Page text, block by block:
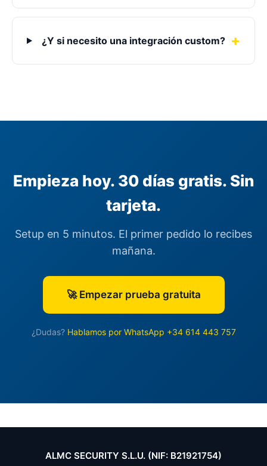
¿Y si necesito una integración custom?
Empieza hoy. 30 días gratis. Sin
tarjeta.
Setup en 5 minutos. El primer pedido lo recibes
mañana.
🚀 Empezar prueba gratuita
¿Dudas? Hablamos por WhatsApp +34 614 443 757
ALMC SECURITY S.L.U. (NIF: B21921754)